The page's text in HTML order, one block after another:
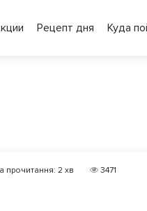
Рецепт дня Куда
прочитання: 2 хв
3471